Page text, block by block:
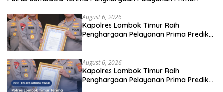
August 6, 2026
Kapolres Lombok Timur Raih
Penghargaan Pelayanan Prima Predikat
August 6, 2026
Kapolres Lombok Timur Raih
Penghargaan Pelayanan Prima Predikat